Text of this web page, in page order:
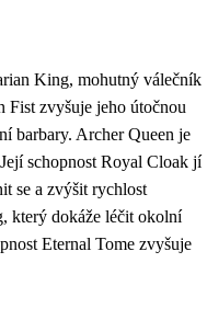
King, mohutný válečník
Fist zvyšuje jeho útočnou
barbary. Archer Queen je
schopnost Royal Cloak jí
se a zvýšit rychlost
který dokáže léčit okolní
Eternal Tome zvyšuje